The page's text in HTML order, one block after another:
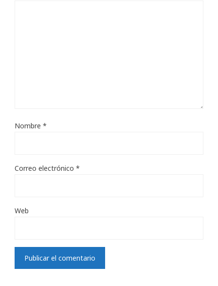
Nombre *
Correo electrónico *
Web